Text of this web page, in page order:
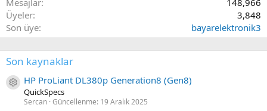
Mesajlar
148,966
Üyeler
3,848
Son üye
bayarelektronik3
Son kaynaklar
Kaynak ikon/amblem
HP ProLiant DL380p Generation8 (Gen8)
QuickSpecs
Sercan Güncellenme: 19 Aralık 2025